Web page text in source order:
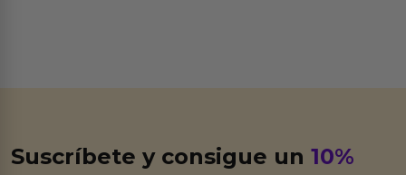
Suscríbete y consigue un10%